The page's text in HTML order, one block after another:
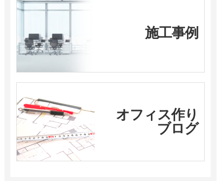
施工事例
オフィス作り
ブログ